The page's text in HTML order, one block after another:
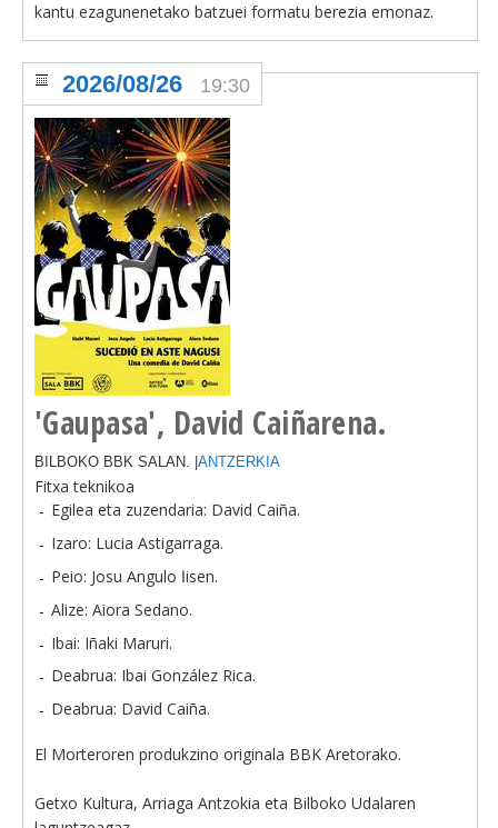
kantu ezagunenetako batzuei formatu berezia emonaz.
'Gaupasa', David Caiñarena.
2026/08/26 19:30
BILBOKO BBK SALAN. | ANTZERKIA
Fitxa teknikoa
Egilea eta zuzendaria: David Caiña.
Izaro: Lucia Astigarraga.
Peio: Josu Angulo اisen.
Alize: Aiora Sedano.
Ibai: Iñaki Maruri.
Deabrua: Ibai González Rica.
Deabrua: David Caiña.
El Morteroren produkzino originala BBK Aretorako.
Getxo Kultura, Arriaga Antzokia eta Bilboko Udalaren